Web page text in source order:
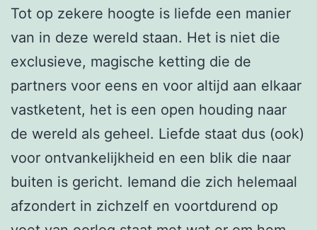
Tot op zekere hoogte is liefde een manier
van in deze wereld staan. Het is niet die
exclusieve, magische ketting die de
partners voor eens en voor altijd aan elkaar
vastketent, het is een open houding naar
de wereld als geheel. Liefde staat dus (ook)
voor ontvankelijkheid en een blik die naar
buiten is gericht. Iemand die zich helemaal
afzondert in zichzelf en voortdurend op